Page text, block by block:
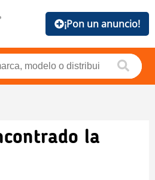
¡Pon un anuncio!
la